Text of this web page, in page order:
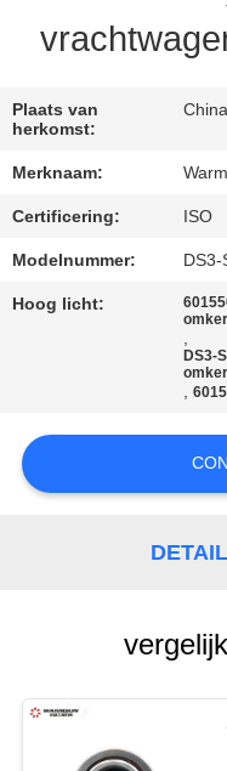
PRIVACY
POLICY
Plaats van
herkomst:
China
Merknaam:
Certificering: ISO
Modelnummer: DS3-
Hoog licht:
,
DS3-
,